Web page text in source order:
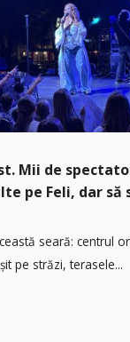
Mii de
pe Feli, dar
seară: centrul
pe străzi, terasele...